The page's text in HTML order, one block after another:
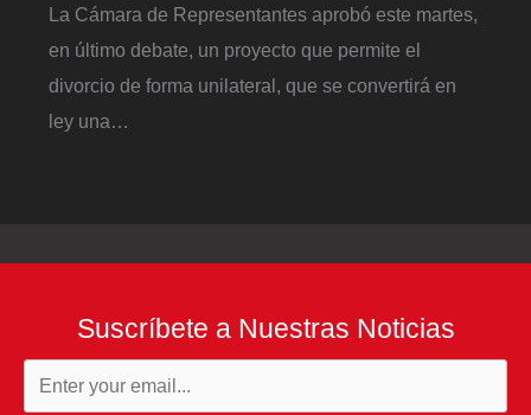
La Cámara de Representantes aprobó este martes,
en último debate, un proyecto que permite el
divorcio de forma unilateral, que se convertirá en
ley una…
Suscríbete a Nuestras Noticias